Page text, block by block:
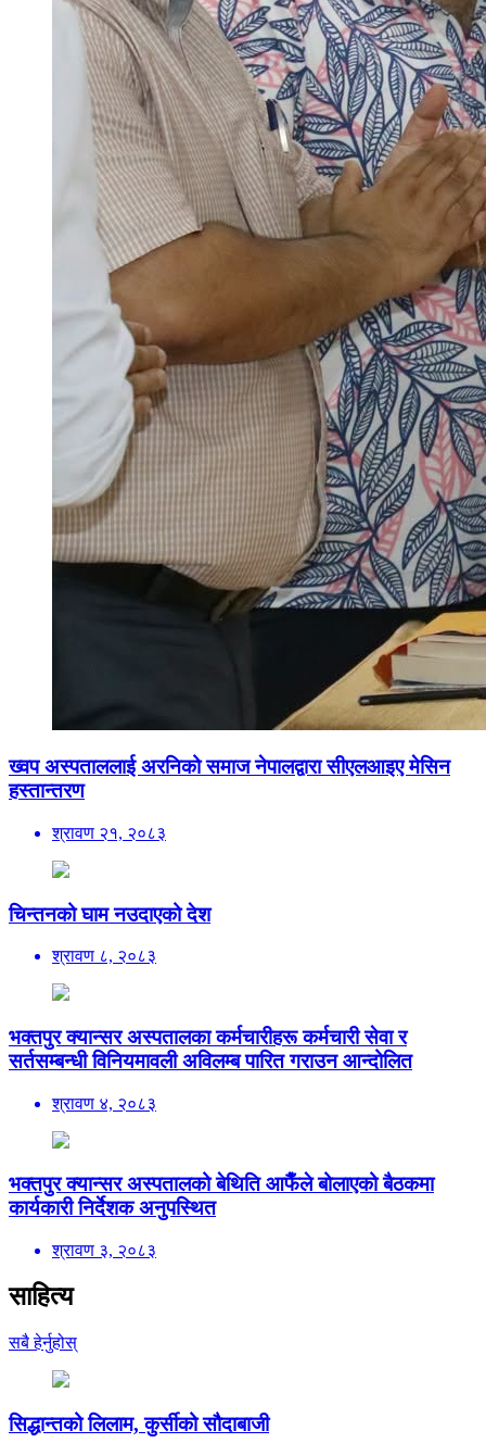
ख्वप अस्पताललाई अरनिको समाज नेपालद्वारा सीएलआइए मेसिन
हस्तान्तरण
श्रावण २१, २०८३
चिन्तनको घाम नउदाएको देश
श्रावण ८, २०८३
भक्तपुर क्यान्सर अस्पतालका कर्मचारीहरू कर्मचारी सेवा र
सर्तसम्बन्धी विनियमावली अविलम्ब पारित गराउन आन्दोलित
श्रावण ४, २०८३
भक्तपुर क्यान्सर अस्पतालको बेथिति आफैँले बोलाएको बैठकमा
कार्यकारी निर्देशक अनुपस्थित
श्रावण ३, २०८३
साहित्य
सबै हेर्नुहोस्
सिद्धान्तको लिलाम, कुर्सीको सौदाबाजी